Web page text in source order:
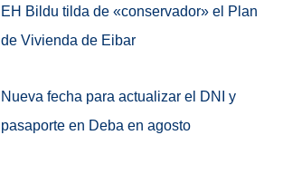
EH Bildu tilda de «conservador» el Plan
de Vivienda de Eibar
Nueva fecha para actualizar el DNI y
pasaporte en Deba en agosto